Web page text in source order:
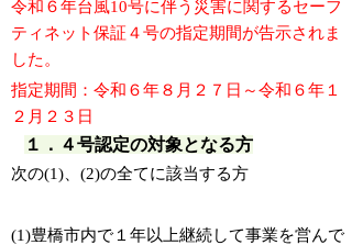
令和６年台風10号に伴う災害に関するセーフ
ティネット保証４号の指定期間が告示されま
した。
指定期間：令和６年８月２７日～令和６年１
２月２３日
１．４号認定の対象となる方
次の(1)、(2)の全てに該当する方
(1)豊橋市内で１年以上継続して事業を営んで